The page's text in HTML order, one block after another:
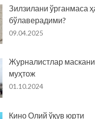
Зилзилани ўрганмаса
бўлаверадими?
09.04.2025
Журналистлар
муҳтож
01.10.2024
Кино Олий ўқув юрти